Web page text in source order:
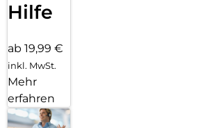
Hilfe
ab 19,99 €
inkl. MwSt.
Mehr
erfahren